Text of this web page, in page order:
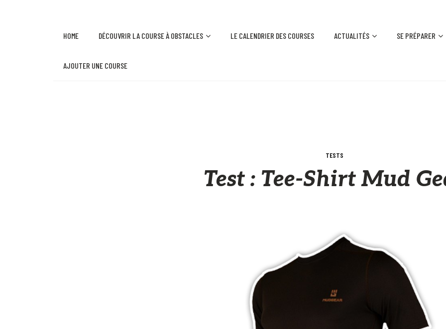
HOME DÉCOUVRIR LA COURSE À OBSTACLES LE CALENDRIER DES COURSES ACTUALITÉS SE PRÉPARER
AJOUTER UNE COURSE
TESTS
Test : Tee-Shirt Mud